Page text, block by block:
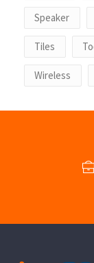
Speaker
Tiles
Wireless